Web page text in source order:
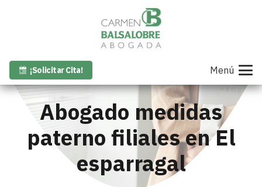
¡Solicitar Cita! Menú
Abogado medidas
paterno filiales en El
esparragal